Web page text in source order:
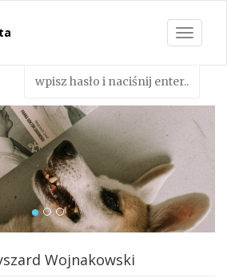
Toggle
Wojnakowski